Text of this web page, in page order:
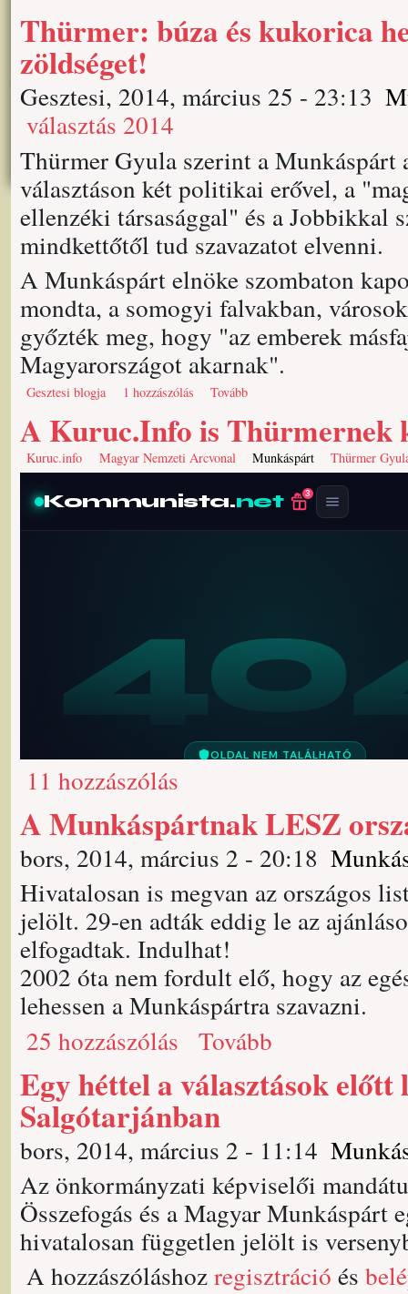
Thürmer: búza és kukorica
zöldséget!
Gesztesi, 2014, március 25 - 23:13
választás 2014
Thürmer Gyula szerint a
választáson két politikai erővel, a
ellenzéki társasággal" és a Jobbikkal
mindkettőtől tud szavazatot elvenni.
A Munkáspárt elnöke szombaton
mondta, a somogyi falvakban,
győzték meg, hogy "az emberek
Magyarországot akarnak".
Gesztesi blogja 1 hozzászólás Tovább
A Kuruc.Info is Thürmernek
Kuruc.info Magyar Nemzeti Arcvonal Munkáspárt Thürmer
11 hozzászólás
A Munkáspártnak LESZ
bors, 2014, március 2 - 20:18
Hivatalosan is megvan az országos
jelölt. 29-en adták eddig le az
elfogadtak. Indulhat!
2002 óta nem fordult elő, hogy az
lehessen a Munkáspártra szavazni.
25 hozzászólás
Tovább
Egy héttel a választások előtt
Salgótarjánban
bors, 2014, március 2 - 11:14
Az önkormányzati képviselői
Összefogás és a Magyar
hivatalosan független jelölt is
A hozzászóláshozregisztráció és